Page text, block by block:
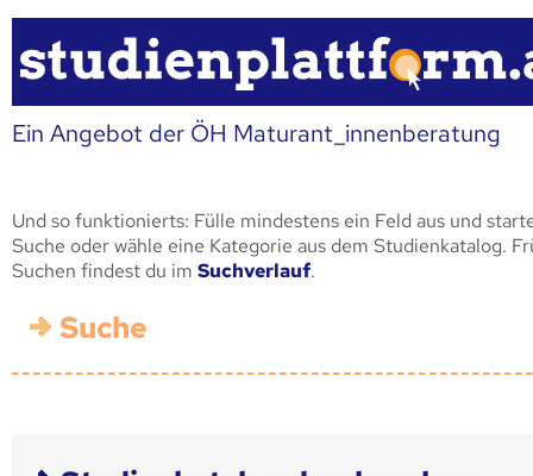
Ein Angebot der ÖH Maturant_innenberatung
Und so funktionierts: Fülle mindestens ein Feld aus und
Suche oder wähle eine Kategorie aus dem Studienkatalog.
Suchen findest du im Suchverlauf.
Suche